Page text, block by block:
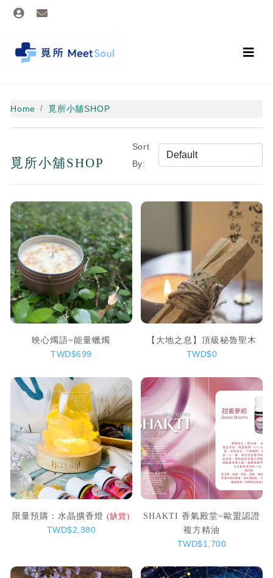
Home 覓所小舖SHOP
覓所小舖SHOP
Sort
By:
映心燭語~能量蠟燭
TWD$699
【大地之息】頂級秘魯聖木
TWD$0
限量預購：水晶擴香燈(缺貨)
TWD$2,380
SHAKTI 香氣殿堂~歐盟認證
複方精油
TWD$1,700